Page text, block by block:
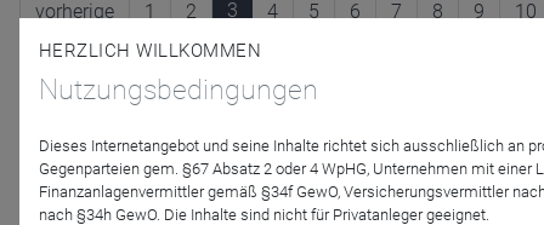
vorherige 1 2 3 4 5 6 7 8 9 10
Mediathek
30.09.23
HERZLICH WILLKOMMEN
Nutzungsbedingungen
Dieses Internetangebot und seine Inhalte richtet sich ausschließlich an
Gegenparteien gem. §67 Absatz 2 oder 4 WpHG, Unternehmen mit einer
Finanzanlagenvermittler gemäß §34f GewO, Versicherungsvermittler
nach §34h GewO. Die Inhalte sind nicht für Privatanleger geeignet.